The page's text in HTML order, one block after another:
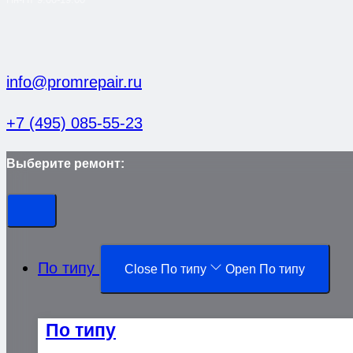
info@promrepair.ru
+7 (495) 085-55-23
Выберите ремонт:
По типу Close По типу Open По типу
По типу